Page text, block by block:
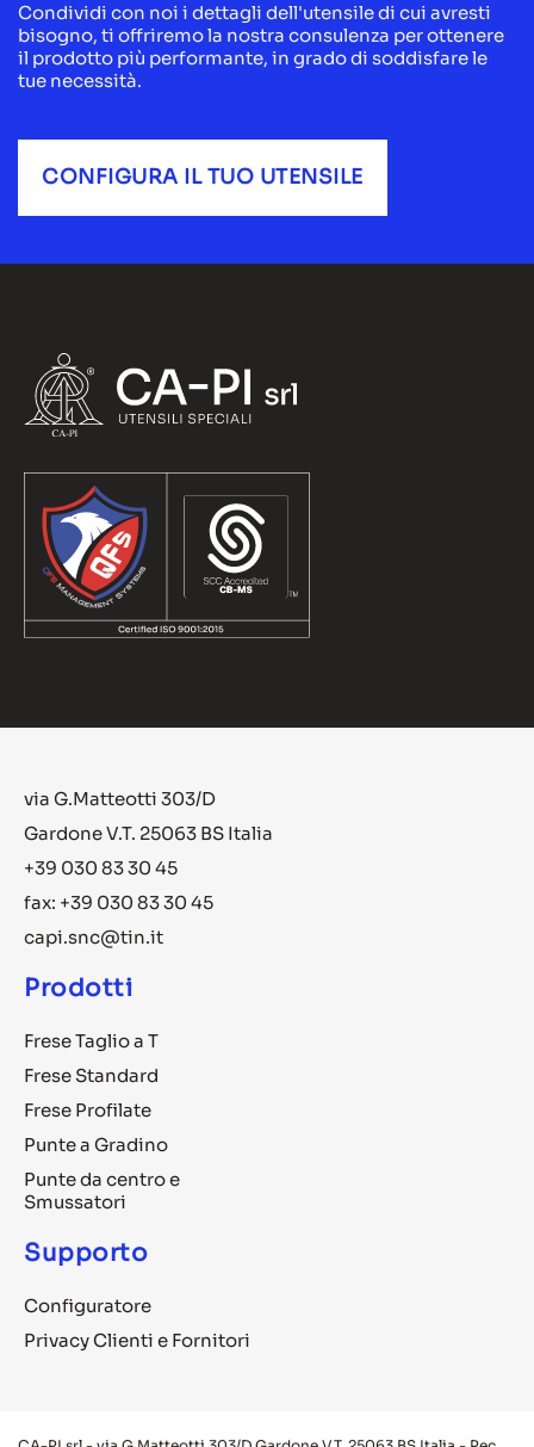
Condividi con noi i dettagli dell'utensile di cui avresti
bisogno, ti offriremo la nostra consulenza per ottenere
il prodotto più performante, in grado di soddisfare le
tue necessità.
CONFIGURA IL TUO UTENSILE
via G.Matteotti 303/D
Gardone V.T. 25063 BS Italia
+39 030 83 30 45
fax: +39 030 83 30 45
capi.snc@tin.it
Prodotti
Frese Taglio a T
Frese Standard
Frese Profilate
Punte a Gradino
Punte da centro e
Smussatori
Supporto
Configuratore
Privacy Clienti e Fornitori